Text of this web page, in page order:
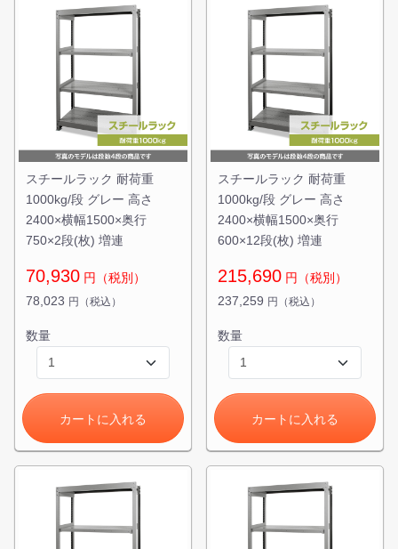
スチールラック 耐荷重
1000kg/段 グレー 高さ
2400×横幅1500×奥行
750×2段(枚) 増連
70,930 円（税別）
78,023 円（税込）
数量
カートに入れる
スチールラック 耐荷重
1000kg/段 グレー 高さ
2400×横幅1500×奥行
600×12段(枚) 増連
215,690 円（税別）
237,259 円（税込）
数量
カートに入れる